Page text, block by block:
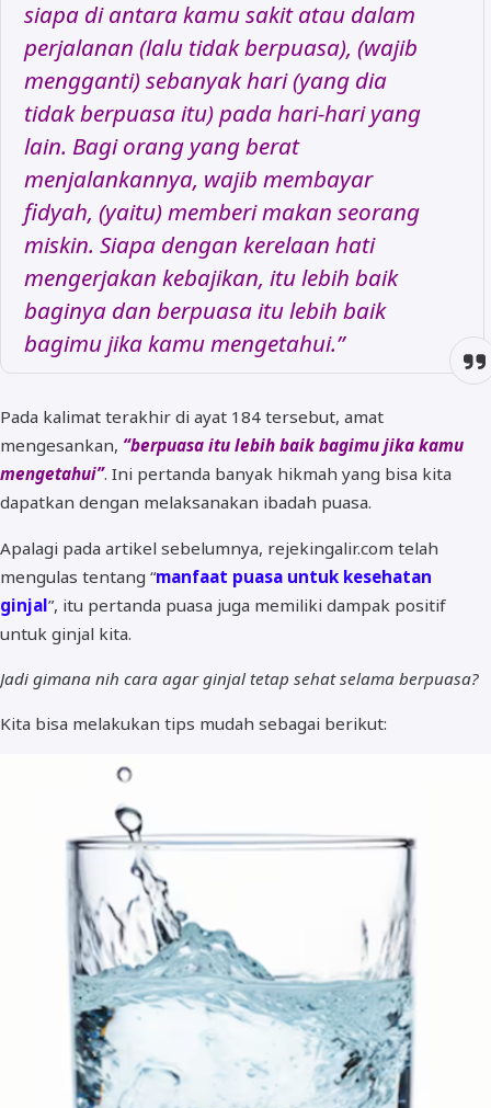
siapa di antara kamu sakit atau dalam
perjalanan (lalu tidak berpuasa), (wajib
mengganti) sebanyak hari (yang dia
tidak berpuasa itu) pada hari-hari yang
lain. Bagi orang yang berat
menjalankannya, wajib membayar
fidyah, (yaitu) memberi makan seorang
miskin. Siapa dengan kerelaan hati
mengerjakan kebajikan, itu lebih baik
baginya dan berpuasa itu lebih baik
bagimu jika kamu mengetahui.”
Pada kalimat terakhir di ayat 184 tersebut, amat
mengesankan, “berpuasa itu lebih baik bagimu jika kamu
mengetahui”. Ini pertanda banyak hikmah yang bisa kita
dapatkan dengan melaksanakan ibadah puasa.
Apalagi pada artikel sebelumnya, rejekingalir.com telah
mengulas tentang “manfaat puasa untuk kesehatan
ginjal”, itu pertanda puasa juga memiliki dampak positif
untuk ginjal kita.
Jadi gimana nih cara agar ginjal tetap sehat selama berpuasa?
Kita bisa melakukan tips mudah sebagai berikut: